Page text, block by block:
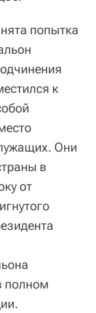
попытка
к
Они
в
от
полном